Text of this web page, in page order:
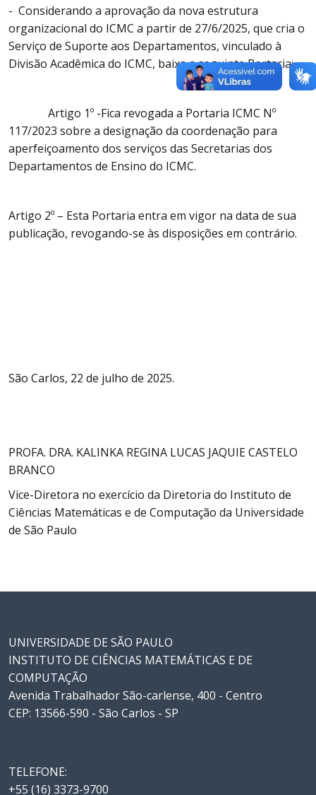
- Considerando a aprovação da nova estrutura
organizacional do ICMC a partir de 27/6/2025, que cria o
Serviço de Suporte aos Departamentos, vinculado à
Divisão Acadêmica do ICMC, baixa a seguinte Portaria:
Artigo 1º -Fica revogada a Portaria ICMC Nº
117/2023 sobre a designação da coordenação para
aperfeiçoamento dos serviços das Secretarias dos
Departamentos de Ensino do ICMC.
Artigo 2º – Esta Portaria entra em vigor na data de sua
publicação, revogando-se às disposições em contrário.
São Carlos, 22 de julho de 2025.
PROFA. DRA. KALINKA REGINA LUCAS JAQUIE CASTELO
BRANCO
Vice-Diretora no exercício da Diretoria do Instituto de
Ciências Matemáticas e de Computação da Universidade
de São Paulo
UNIVERSIDADE DE SÃO PAULO
INSTITUTO DE CIÊNCIAS MATEMÁTICAS E DE
COMPUTAÇÃO
Avenida Trabalhador São-carlense, 400 - Centro
CEP: 13566-590 - São Carlos - SP
TELEFONE:
+55 (16) 3373-9700